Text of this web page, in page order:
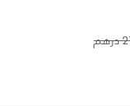
Priceto